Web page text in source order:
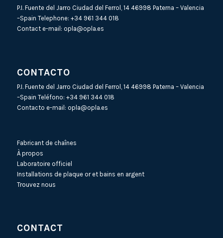
P.I. Fuente del Jarro Ciudad del Ferrol, 14 46998 Paterna – Valencia
–Spain Telephone: +34 961 344 018
Contact e-mail: opla@opla.es
CONTACTO
P.I. Fuente del Jarro Ciudad del Ferrol, 14 46998 Paterna – Valencia
–Spain Teléfono: +34 961 344 018
Contacto e-mail: opla@opla.es
Fabricant de chaînes
À propos
Laboratoire officiel
Installations de plaque or et bains en argent
Trouvez nous
CONTACT